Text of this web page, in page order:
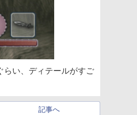
らい、ディテールがすご
記事へ